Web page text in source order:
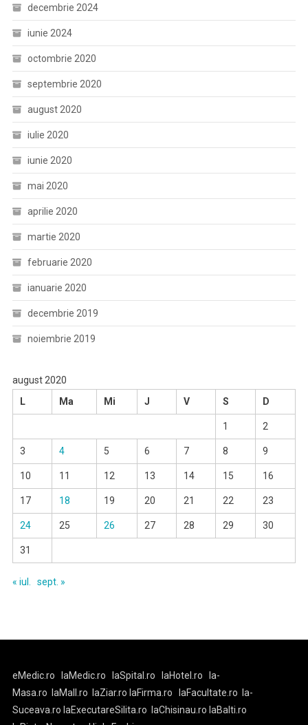
decembrie 2024
iunie 2024
octombrie 2020
septembrie 2020
august 2020
iulie 2020
iunie 2020
mai 2020
aprilie 2020
martie 2020
februarie 2020
ianuarie 2020
decembrie 2019
noiembrie 2019
august 2020
L
Ma Mi J V S D
1 2
3 4 5 6 7 8 9
10 11 12 13 14 15 16
17 18 19 20 21 22 23
24 25 26 27 28 29 30
31
« iul. sept. »
eMedic.ro laMedic.ro laSpital.ro laHotel.ro
la-
Masa.ro
laMall.ro laZiar.ro laFirma.ro laFacultate.ro
la-
Suceava.ro laExecutareSilita.ro laChisinau.ro laBalti.ro